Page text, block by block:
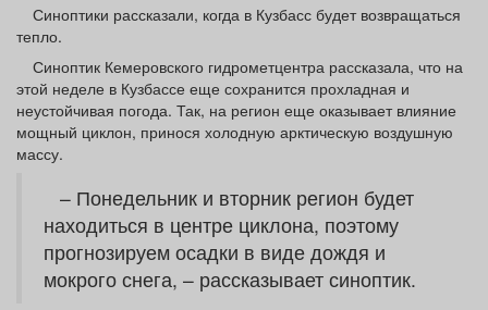
Афиша Обучение Проекты
Товары Поздравления Погода
ТВ программа Я - пенсионер
Синоптики рассказали, когда в Кузбасс будет возвращаться
тепло.
Синоптик Кемеровского гидрометцентра рассказала, что на
этой неделе в Кузбассе еще сохранится прохладная и
неустойчивая погода. Так, на регион еще оказывает влияние
мощный циклон, принося холодную арктическую воздушную
массу.
– Понедельник и вторник регион будет
находиться в центре циклона, поэтому
прогнозируем осадки в виде дождя и
мокрого снега, – рассказывает синоптик.